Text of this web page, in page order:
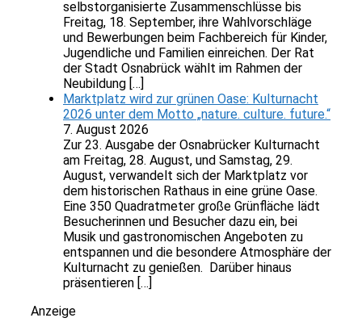
selbstorganisierte Zusammenschlüsse bis
Freitag, 18. September, ihre Wahlvorschläge
und Bewerbungen beim Fachbereich für Kinder,
Jugendliche und Familien einreichen. Der Rat
der Stadt Osnabrück wählt im Rahmen der
Neubildung […]
Marktplatz wird zur grünen Oase: Kulturnacht
2026 unter dem Motto „nature. culture. future.“
7. August 2026
Zur 23. Ausgabe der Osnabrücker Kulturnacht
am Freitag, 28. August, und Samstag, 29.
August, verwandelt sich der Marktplatz vor
dem historischen Rathaus in eine grüne Oase.
Eine 350 Quadratmeter große Grünfläche lädt
Besucherinnen und Besucher dazu ein, bei
Musik und gastronomischen Angeboten zu
entspannen und die besondere Atmosphäre der
Kulturnacht zu genießen. Darüber hinaus
präsentieren […]
Anzeige